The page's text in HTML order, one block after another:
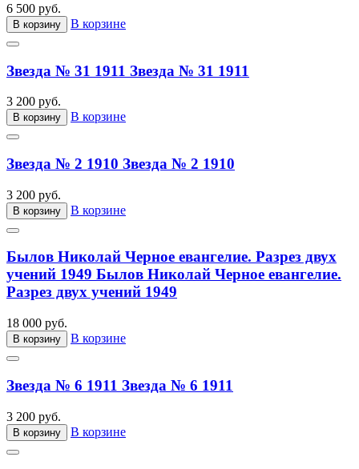
6 500 руб.
В корзину В корзине
Звезда № 31 1911 Звезда № 31 1911
3 200 руб.
В корзину В корзине
Звезда № 2 1910 Звезда № 2 1910
3 200 руб.
В корзину В корзине
Былов Николай Черное евангелие. Разрез двух
учений 1949 Былов Николай Черное евангелие.
Разрез двух учений 1949
18 000 руб.
В корзину В корзине
Звезда № 6 1911 Звезда № 6 1911
3 200 руб.
В корзину В корзине